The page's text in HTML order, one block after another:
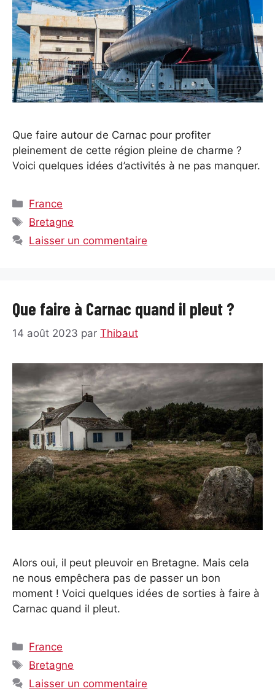
Que faire autour de Carnac pour profiter
pleinement de cette région pleine de charme ?
Voici quelques idées d’activités à ne pas manquer.
Catégories
France
Étiquettes
Bretagne
Laisser un commentaire
Que faire à Carnac quand il pleut ?
14 août 2023 par Thibaut
Alors oui, il peut pleuvoir en Bretagne. Mais cela
ne nous empêchera pas de passer un bon
moment ! Voici quelques idées de sorties à faire à
Carnac quand il pleut.
Catégories
France
Étiquettes
Bretagne
Laisser un commentaire